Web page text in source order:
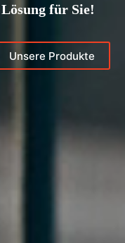
für Sie!
Unsere Produkte